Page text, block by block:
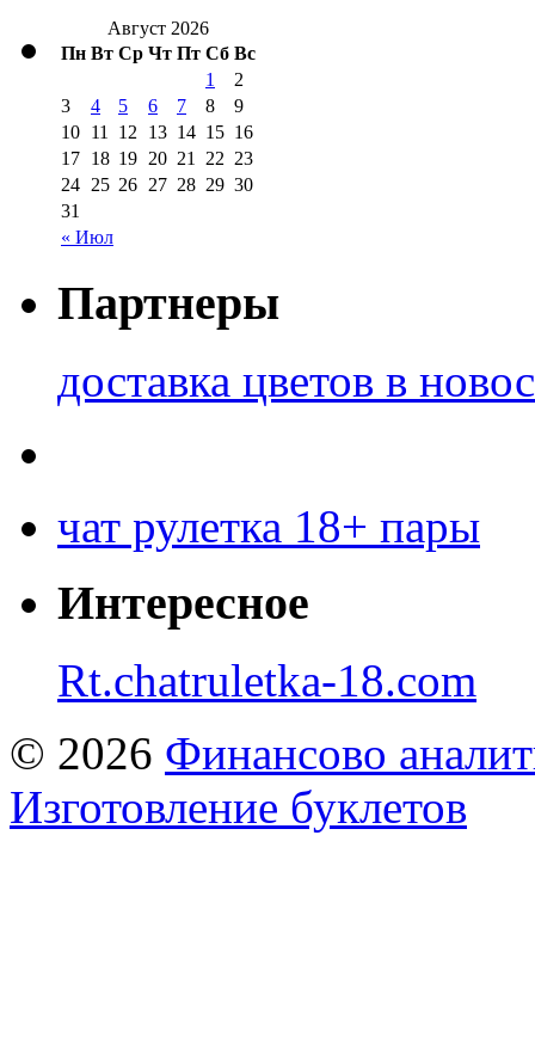
Август 2026
Пн Вт Ср Чт Пт Сб Вс
« Июл
1
2
3
4 5 6 7 8
9
10 11 12 13 14 15 16
17 18 19 20 21 22 23
24 25 26 27 28 29 30
31
Партнеры
доставка цветов в
чат рулетка 18+ пары
Интересное
Rt.chatruletka-18.com
© 2026 Финансово
Изготовление буклетов